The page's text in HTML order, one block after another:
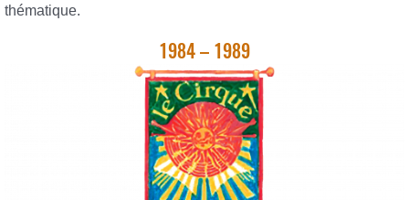
thématique.
1984 – 1989